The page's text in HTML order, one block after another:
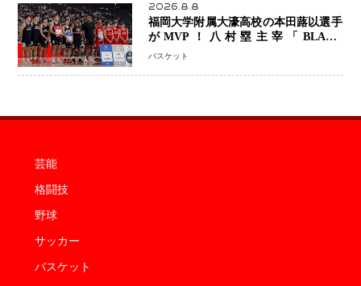
2026.8.8
福岡大学附属大濠高校の本田蕗以選手
がMVP！八村塁主宰「BLACK
SAMURAI SUMMIT 2026」で存在
バスケット
芸能
格闘技
野球
サッカー
バスケット